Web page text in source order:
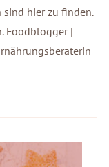
sind hier zu finden.
Foodblogger |